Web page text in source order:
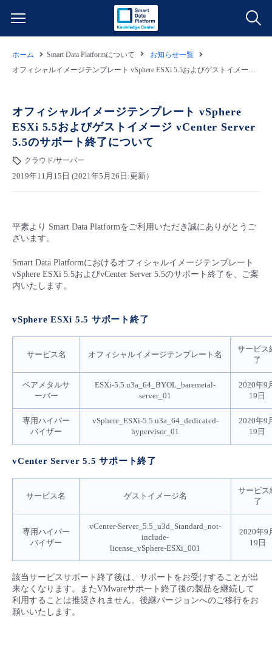
クラウド/サーバー
ネットワーク
サポート
すべてのメニューを見る
データ利活用
クラウド/サーバー
モニタリング/監査
管理機能
すべてのメニューを見る
料金情報
料金シミュレーター
ネットワーク
モニタリング/監査
サポート
すべてのメニューを見る
ご利用開始ガイド
- 管理機能
■ セットアップガイド
- ユーザー機能の管理
- APIリファレンス
■ 基本構築ガイド
- クラウド / サーバー
- Flexible InterConnect
- Flexible Remote Access
- バックアップ
- セキュリティ・監査
- IoT
- ITインフラストラクチャー
故障/メンテナンス情報
サービス稼働状況
メンテナンス予定
定期メンテナンス
ホーム Smart Data Platformについて
お知らせ一覧
オフィシャルイメージテンプレート vSphere ESXi 5.5およびゲストイメージ vCenter Server 5.5のサポート終了について
オフィシャルイメージテンプレート vSphere
ESXi 5.5およびゲストイメージ vCenter Server
5.5のサポート終了について
クラウド/サーバー
2019年11月15日 (2021年5月26日:更新）
平素より Smart Data Platformをご利用いただき誠にありがとうご
ざいます。
Smart Data Platformにおけるオフィシャルイメージテンプレート
vSphere ESXi 5.5およびvCenter Server 5.5のサポート終了を、ご案
内いたします。
vSphere ESXi 5.5 サポート終了
サービス名 オフィシャルイメージテンプレート名
サービス
了
ベアメタルサ
ーバー
ESXi-5.5.u3a_64_BYOL_baremetal-
server_01
2020年9
19日
専用ハイパー
バイザー
vSphere_ESXi-5.5.u3a_64_dedicated-
hypervisor_01
2020年9
19日
vCenter Server 5.5 サポート終了
サービス名 ゲストイメージ名
サービス
了
専用ハイパー
バイザー
vCenter-Server_5.5_u3d_Standard_not-
include-
license_vSphere-ESXi_001
2020年9
19日
該当サービスサポート終了後は、サポートをお受けすることが出
来なくなります。またVMwareサポート終了後の製品を継続して
利用することは推奨されません。後継バージョンへのご移行をお
願いいたします。